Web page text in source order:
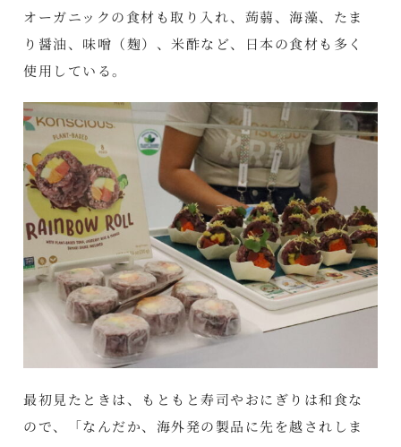
オーガニックの食材も取り入れ、蒟蒻、海藻、たま
り醤油、味噌（麹）、米酢など、日本の食材も多く
使用している。
最初見たときは、もともと寿司やおにぎりは和食な
ので、「なんだか、海外発の製品に先を越されしま